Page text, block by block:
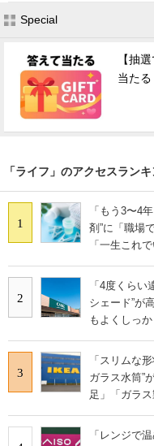
Special
【抽
当た
「ライフ」のアクセスラン
1
「もう3〜4
剤”に「職場
「一生これ
2
「4度くら
シェード”が
もよくしっ
3
「スリムな
ガラス水筒”
足」「ガラス
「レンジで